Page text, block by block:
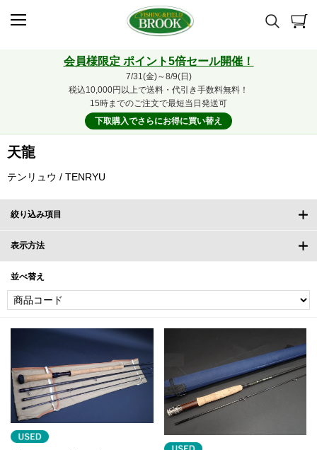
会員様限定 ポイント5倍セール開催！
7/31(金)～8/9(日)
税込10,000円以上で送料・代引き手数料無料！
15時までのご注文で最短当日発送可
下取購入でさらにお得に買い替え
天龍
テンリュウ / TENRYU
絞り込み項目
表示方法
並べ替え